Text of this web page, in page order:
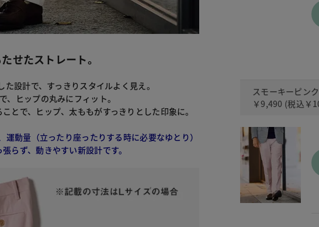
せたストレート。
設計で、すっきりスタイルよく見え。
ヒップの丸みにフィット。
とで、ヒップ、太ももがすっきりとした印象に。
動量（立ったり座ったりする時に必要なゆとり）
らず、動きやすい新設計です。
スモーキーピン
￥9,490 (税込 ￥